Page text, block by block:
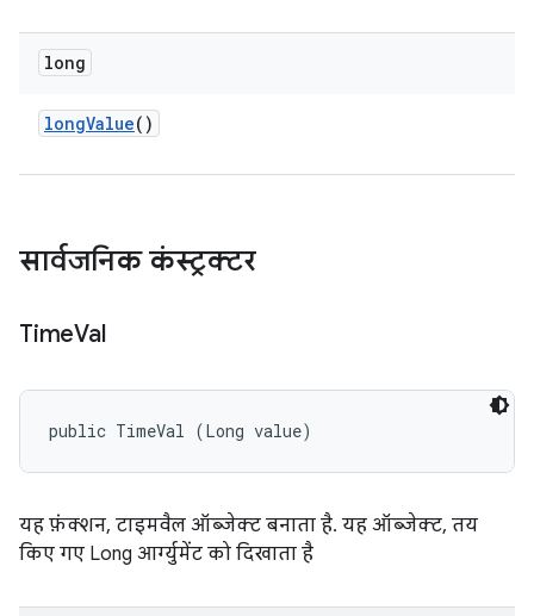
long
longValue()
सार्वजनिक कंस्ट्रक्टर
TimeVal
public TimeVal (Long value)
यह फ़ंक्शन, टाइमवैल ऑब्जेक्ट बनाता है. यह ऑब्जेक्ट, तय
किए गए Long आर्ग्युमेंट को दिखाता है